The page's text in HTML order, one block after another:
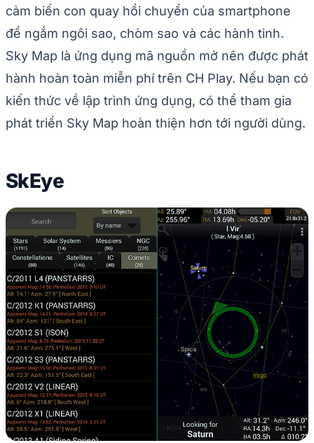
cảm biến con quay hồi chuyển của smartphone
để ngắm ngôi sao, chòm sao và các hành tinh.
Sky Map là ứng dụng mã nguồn mở nên được phát
hành hoàn toàn miễn phí trên CH Play. Nếu bạn có
kiến thức về lập trình ứng dụng, có thể tham gia
phát triển Sky Map hoàn thiện hơn tới người dùng.
SkEye